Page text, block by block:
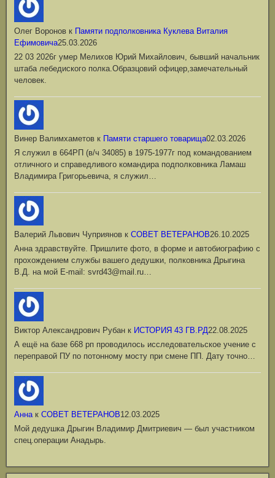
Олег Воронов к Памяти подполковника Куклева Виталия
Ефимовича25.03.2026
22 03 2026г умер Мелихов Юрий Михайлович, бывший начальник
штаба лебедиского полка.Образцовий офицер,замечательный
человек.
Винер Валимхаметов к Памяти старшего товарища02.03.2026
Я служил в 664РП (в/ч 34085) в 1975-1977г под командованием
отличного и справедливого командира подполковника Ламаш
Владимира Григорьевича, я служил…
Валерий Львович Чуприянов к СОВЕТ ВЕТЕРАНОВ26.10.2025
Анна здравствуйте. Пришлите фото, в форме и автобиографию с
прохождением службы вашего дедушки, полковника Дрыгина
В.Д. на мой Е-mail: svrd43@mail.ru…
Виктор Александрович Рубан к ИСТОРИЯ 43 ГВ.РД22.08.2025
А ещё на базе 668 рп проводилось исследовательское учение с
переправой ПУ по потонному мосту при смене ПП. Дату точно…
Аннак СОВЕТ ВЕТЕРАНОВ12.03.2025
Мой дедушка Дрыгин Владимир Дмитриевич — был участником
спец.операции Анадырь.